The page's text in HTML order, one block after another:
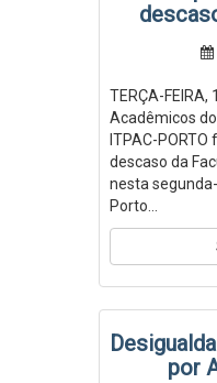
TERÇA-FEIRA,
Acadêmicos
ITPAC-
descaso da
nesta
Porto...
por